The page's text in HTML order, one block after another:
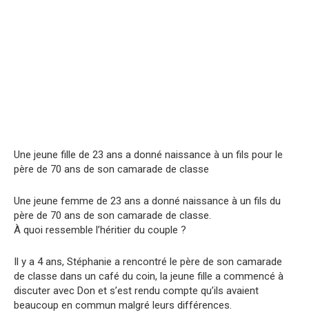
Une jeune fille de 23 ans a donné naissance à un fils pour le
père de 70 ans de son camarade de classe
Une jeune femme de 23 ans a donné naissance à un fils du
père de 70 ans de son camarade de classe.
À quoi ressemble l’héritier du couple ?
Il y a 4 ans, Stéphanie a rencontré le père de son camarade
de classe dans un café du coin, la jeune fille a commencé à
discuter avec Don et s’est rendu compte qu’ils avaient
beaucoup en commun malgré leurs différences.